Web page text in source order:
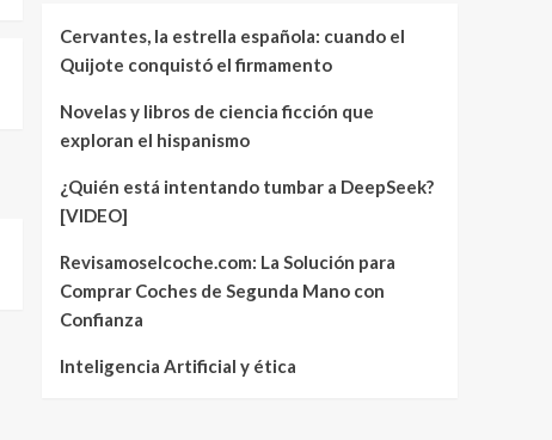
Cervantes, la estrella española: cuando el
Quijote conquistó el firmamento
Novelas y libros de ciencia ficción que
exploran el hispanismo
¿Quién está intentando tumbar a DeepSeek?
[VIDEO]
Revisamoselcoche.com: La Solución para
Comprar Coches de Segunda Mano con
Confianza
Inteligencia Artificial y ética